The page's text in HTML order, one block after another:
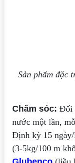
Sản phẩm đặc
Chăm sóc: Đối
nước một lần,
Định kỳ 15
(3-5kg/100 m